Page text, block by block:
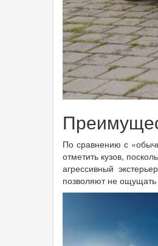
По сравнению с
отметить кузов,
агрессивный
позволяют не